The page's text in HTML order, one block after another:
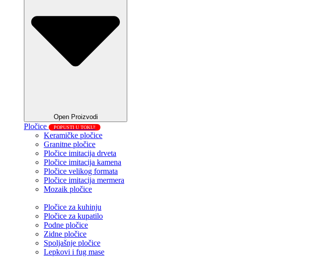
Open Proizvodi
Pločice POPUSTI U TOKU!
Keramičke pločice
Granitne pločice
Pločice imitacija drveta
Pločice imitacija kamena
Pločice velikog formata
Pločice imitacija mermera
Mozaik pločice
Pločice za kuhinju
Pločice za kupatilo
Podne pločice
Zidne pločice
Spoljašnje pločice
Lepkovi i fug mase